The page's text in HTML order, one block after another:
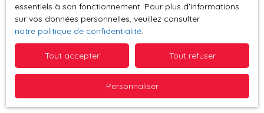
Aucun résultat
essentiels à son fonctionnement. Pour plus d'informations
sur vos données personnelles, veuillez consulter
notre politique de confidentialité.
Tout accepter Tout refuser
Personnaliser